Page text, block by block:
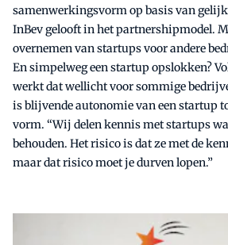
samenwerkingsvorm op basis van
InBev gelooft in het partnershipmodel.
overnemen van startups voor andere
En simpelweg een startup opslokken?
werkt dat wellicht voor sommige
is blijvende autonomie van een startup
vorm. “Wij delen kennis met startups
behouden. Het risico is dat ze met de
maar dat risico moet je durven lopen.”